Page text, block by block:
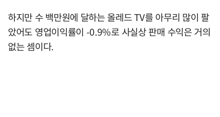
하지만 수 백만원에 달하는 올레드 TV를 아무리 많이 팔
았어도 영업이익률이 -0.9%로 사실상 판매 수익은 거의
없는 셈이다.